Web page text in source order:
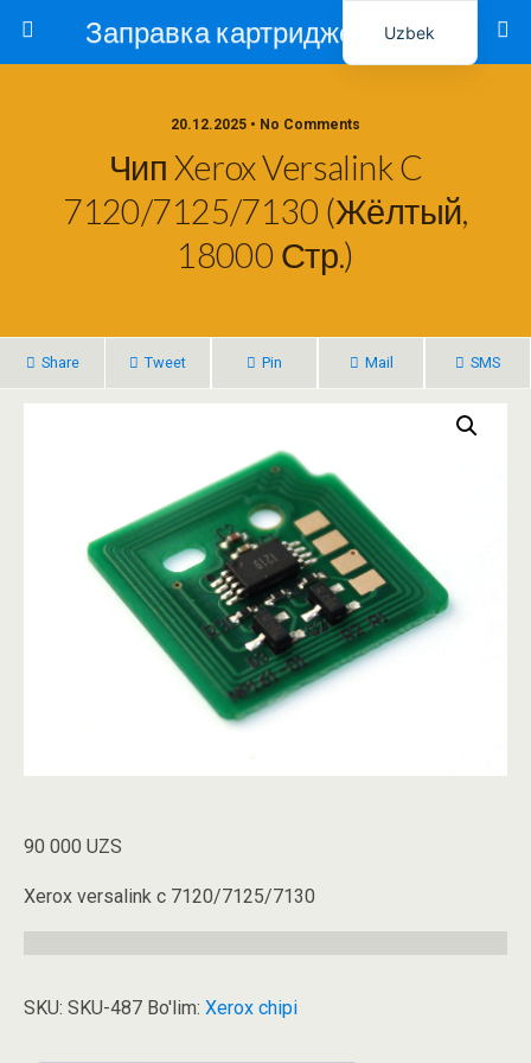
Заправка картриджей в Ташкенте – Тонер-Ресурс
20.12.2025 • No Comments
Чип Xerox Versalink C
7120/7125/7130 (Жёлтый,
18000 Стр.)
Share Tweet Pin Mail SMS
90 000 UZS
Xerox versalink c 7120/7125/7130
SKU: SKU-487 Bo'lim: Xerox chipi
Uzbek
Russian